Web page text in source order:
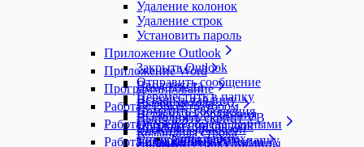
Удаление колонок
Удаление строк
Установить пароль
Приложение Outlook
Закрыть Outlook
Отправить сообщение
Переместить в папку
Пометить сообщения
Приложение Outlook
Синхронизировать папку
Приложение Word
Ввод текста
Вставить таблицу
Вставка изображения
Выделить диапазон
Добавить строку таблицы
Программирование
Вызов метода
Выполнить скрипт VB
Командная строка
Работа с Оркестратором
Очереди обмена данными
Типы данных
Управление ресурсами
Работа с SAP
Типы данных
Работа с UI